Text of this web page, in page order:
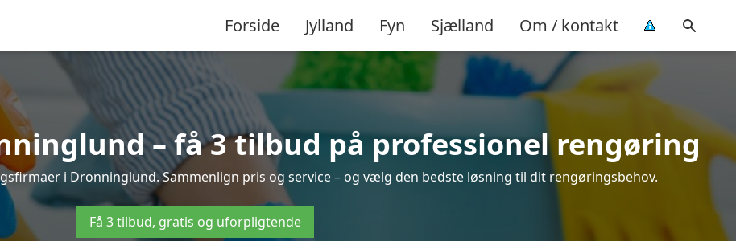
Forside Jylland Fyn Sjælland Om / kontakt
– få 3 tilbud på professionel rengøring
i Dronninglund. Sammenlign pris og service – og vælg den bedste løsning til dit rengøringsbehov.
Få 3 tilbud, gratis og uforpligtende